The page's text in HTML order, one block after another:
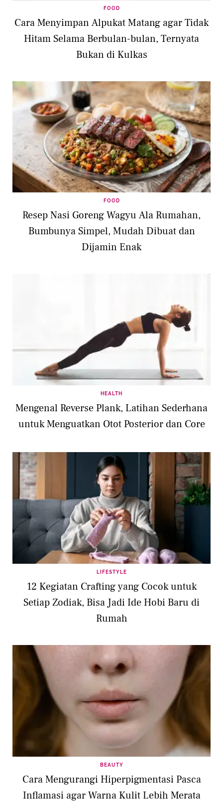
FOOD
Cara Menyimpan Alpukat Matang agar Tidak
Hitam Selama Berbulan-bulan, Ternyata
Bukan di Kulkas
FOOD
Resep Nasi Goreng Wagyu Ala Rumahan,
Bumbunya Simpel, Mudah Dibuat dan
Dijamin Enak
HEALTH
Mengenal Reverse Plank, Latihan Sederhana
untuk Menguatkan Otot Posterior dan Core
LIFESTYLE
12 Kegiatan Crafting yang Cocok untuk
Setiap Zodiak, Bisa Jadi Ide Hobi Baru di
Rumah
BEAUTY
Cara Mengurangi Hiperpigmentasi Pasca
Inflamasi agar Warna Kulit Lebih Merata